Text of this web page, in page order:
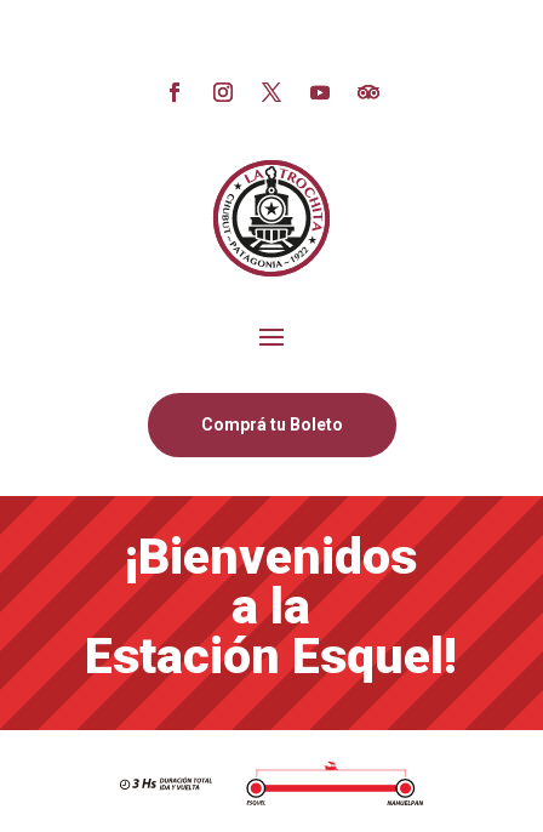
Comprá tu Boleto
¡Bienvenidos
a la
Estación Esquel!